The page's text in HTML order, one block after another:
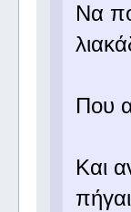
Να
Που
Και